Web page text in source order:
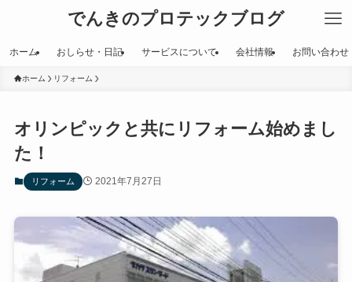
でんきのプロテックブログ
ホーム おしらせ・日記 サービスについて 会社情報 お問い合わせ
ホーム リフォーム
オリンピックと共にリフォーム始めまし
た！
リフォーム 2021年7月27日